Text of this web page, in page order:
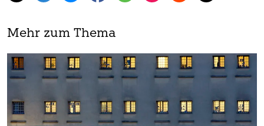
Mehr zum Thema